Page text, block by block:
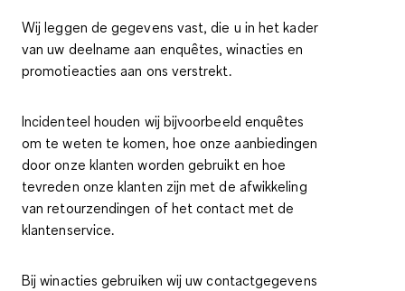
Wij leggen de gegevens vast, die u in het kader
van uw deelname aan enquêtes, winacties en
promotieacties aan ons verstrekt.
Incidenteel houden wij bijvoorbeeld enquêtes
om te weten te komen, hoe onze aanbiedingen
door onze klanten worden gebruikt en hoe
tevreden onze klanten zijn met de afwikkeling
van retourzendingen of het contact met de
klantenservice.
Bij winacties gebruiken wij uw contactgegevens